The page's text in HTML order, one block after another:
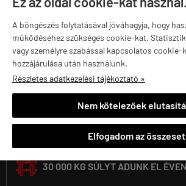
A böngészés folytatásával jóváhagyja, hogy
működéséhez szükséges cookie-kat.
vagy személyre szabással kapcsolatos cookie-
hozzájárulása után használunk.
Részletes adatkezelési tájékoztató »
Nem kötelezőek
Elfogadom az összeset
1992 ÓTA VAGYUNK A PIACON
30 000 KG SÚLYT ADUNK EL